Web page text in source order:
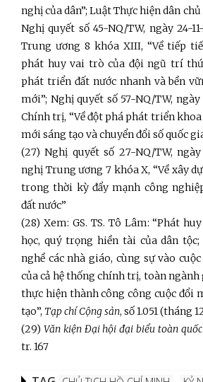
nghị của dân”; Luật Thực hiện dân
Nghị quyết số 45-NQ/TW, ngày 24-
Trung ương 8 khóa XIII, “Về tiếp
phát huy vai trò của đội ngũ trí
phát triển đất nước nhanh và bền
mới”; Nghị quyết số 57-NQ/TW, ngày
Chính trị, “Về đột phá phát triển khoa
mới sáng tạo và chuyển đổi số quốc
(27) Nghị quyết số 27-NQ/TW,
nghị Trung ương 7 khóa X, “Về xây
trong thời kỳ đẩy mạnh công
đất nước”
(28) Xem: GS. TS. Tô Lâm: “Phát
học, quý trọng hiền tài của dân
nghề các nhà giáo, cùng sự vào
của cả hệ thống chính trị, toàn
thực hiện thành công công cuộc đổi
tạo”, Tạp chí Cộng sản, số 1.051 (tháng
(29) Văn kiện Đại hội đại biểu toàn
tr. 167